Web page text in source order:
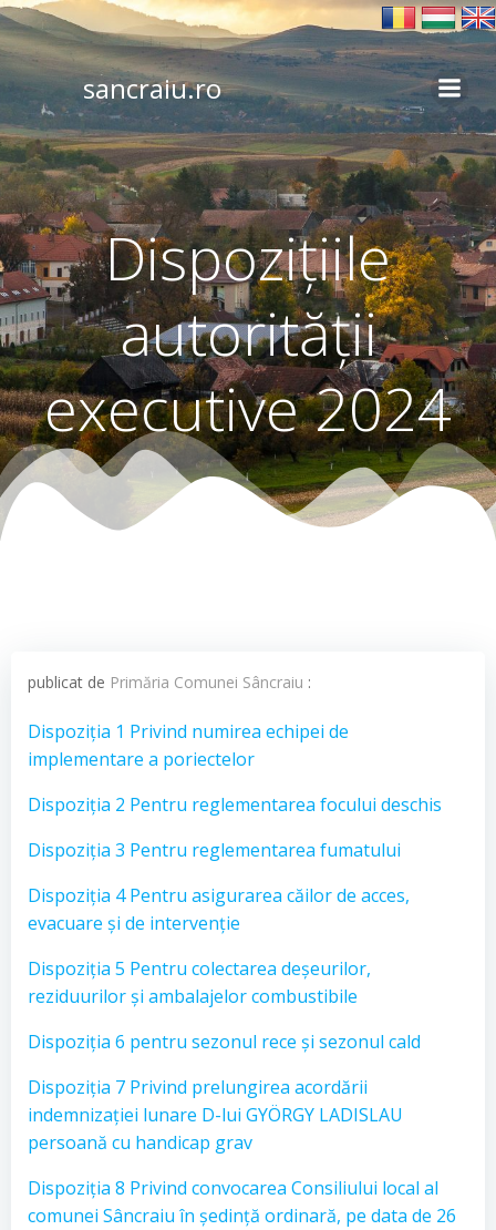
Skip
to
content
sancraiu.ro
Dispozițiile
autorității
executive 2024
publicat de Primăria Comunei Sâncraiu :
Dispoziția 1 Privind numirea echipei de
implementare a poriectelor
Dispoziția 2 Pentru reglementarea focului deschis
Dispoziția 3 Pentru reglementarea fumatului
Dispoziția 4 Pentru asigurarea căilor de acces,
evacuare și de intervenție
Dispoziția 5 Pentru colectarea deșeurilor,
reziduurilor și ambalajelor combustibile
Dispoziția 6 pentru sezonul rece și sezonul cald
Dispoziția 7 Privind prelungirea acordării
indemnizației lunare D-lui GYÖRGY LADISLAU
persoană cu handicap grav
Dispoziția 8 Privind convocarea Consiliului local al
comunei Sâncraiu în ședință ordinară, pe data de 26